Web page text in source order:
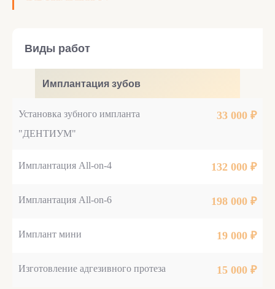
Виды работ
Имплантация зубов
Установка зубного импланта
"ДЕНТИУМ"
33 000 ₽
Имплантация All-on-4 132 000 ₽
Имплантация All-on-6 198 000 ₽
Имплант мини 19 000 ₽
Изготовление адгезивного протеза 15 000 ₽